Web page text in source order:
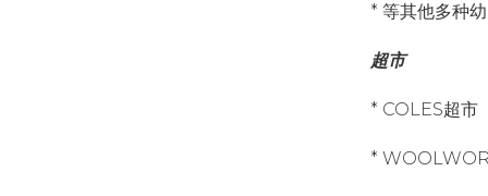
* 等其他多种
超市
* COLES超市
*